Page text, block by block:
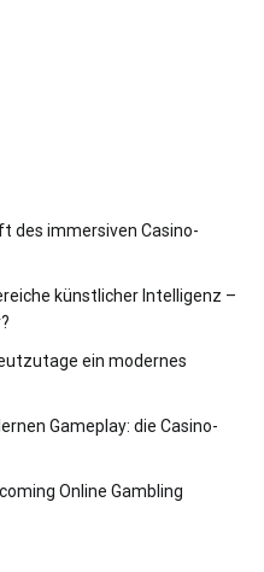
des immersiven Casino-
künstlicher Intelligenz –
ein modernes
Gameplay: die Casino-
Online Gambling